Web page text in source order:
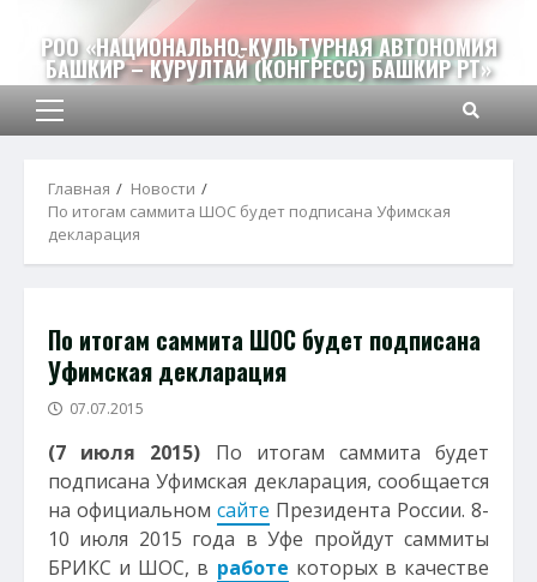
содержимому
РОО «НАЦИОНАЛЬНО-КУЛЬТУРНАЯ АВТОНОМИЯ
БАШКИР – КУРУЛТАЙ (КОНГРЕСС) БАШКИР РТ»
Основное
Главная
Новости
По итогам саммита ШОС будет подписана Уфимская
декларация
По итогам саммита ШОС будет подписана
Уфимская декларация
07.07.2015
(7 июля 2015) По итогам саммита будет
подписана Уфимская декларация, сообщается
на официальном сайте Президента России. 8-
10 июля 2015 года в Уфе пройдут саммиты
БРИКС и ШОС, в работе которых в качестве